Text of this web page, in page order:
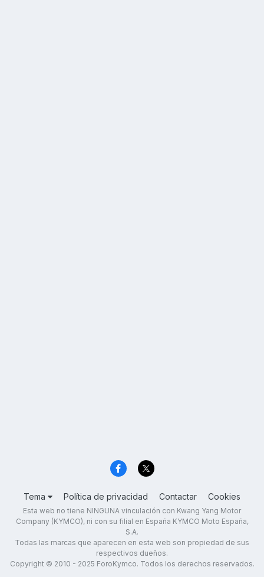
Tema Política de privacidad Contactar Cookies
Esta web no tiene NINGUNA vinculación con Kwang Yang Motor
Company (KYMCO), ni con su filial en España KYMCO Moto España,
S.A.
Todas las marcas que aparecen en esta web son propiedad de sus
respectivos dueños.
Copyright © 2010 - 2025 ForoKymco. Todos los derechos reservados.